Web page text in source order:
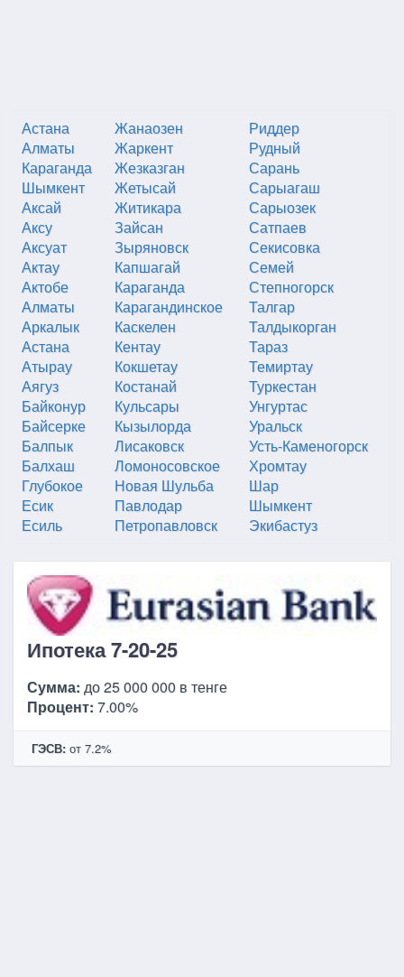
Астана
Алматы
Караганда
Шымкент
Аксай
Аксу
Аксуат
Актау
Актобе
Алматы
Аркалык
Астана
Атырау
Аягуз
Байконур
Байсерке
Балпык
Балхаш
Глубокое
Есик
Есиль
Жанаозен
Жаркент
Жезказган
Жетысай
Житикара
Зайсан
Зыряновск
Капшагай
Караганда
Карагандинское
Каскелен
Кентау
Кокшетау
Костанай
Кульсары
Кызылорда
Лисаковск
Ломоносовское
Новая Шульба
Павлодар
Петропавловск
Риддер
Рудный
Сарань
Сарыагаш
Сарыозек
Сатпаев
Секисовка
Семей
Степногорск
Талгар
Талдыкорган
Тараз
Темиртау
Туркестан
Унгуртас
Уральск
Усть-Каменогорск
Хромтау
Шар
Шымкент
Экибастуз
Ипотека 7-20-25
Сумма: до 25 000 000 в тенге
Процент: 7.00%
ГЭСВ: от 7.2%